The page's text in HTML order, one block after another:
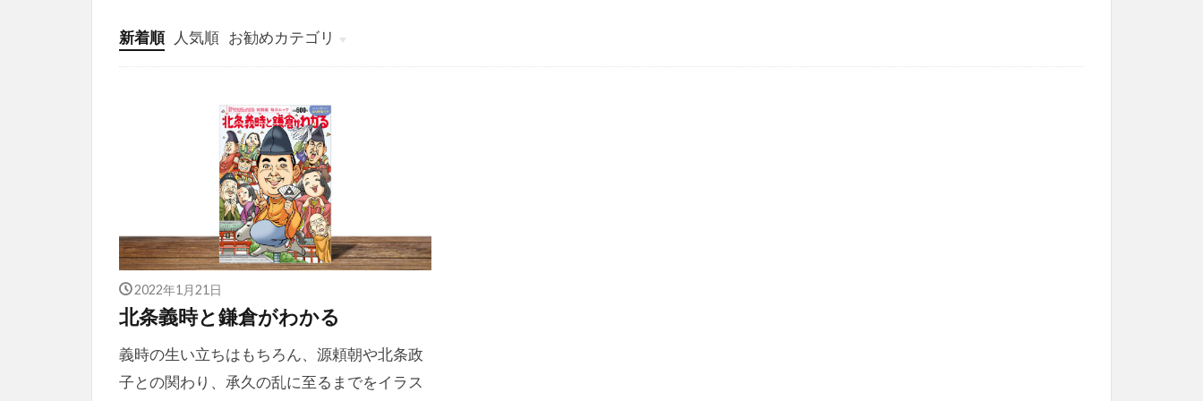
新着順 人気順 お勧めカテゴリ
投稿
学び
マンガ
電子書籍
2022年1月21日
北条義時と鎌倉がわかる
義時の生い立ちはもちろん、源頼朝や北条政
子との関わり、承久の乱に至るまでをイラス